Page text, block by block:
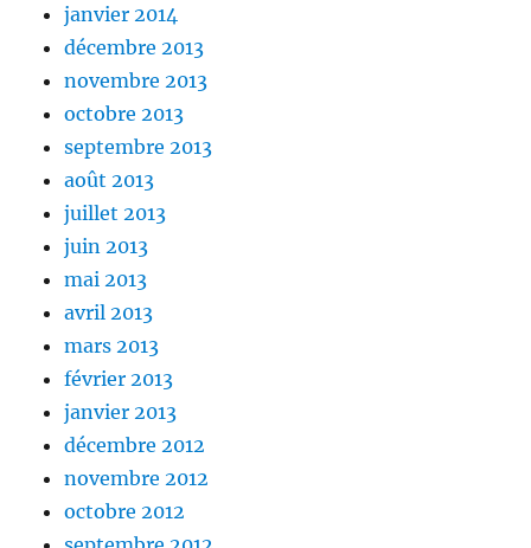
janvier 2014
décembre 2013
novembre 2013
octobre 2013
septembre 2013
août 2013
juillet 2013
juin 2013
mai 2013
avril 2013
mars 2013
février 2013
janvier 2013
décembre 2012
novembre 2012
octobre 2012